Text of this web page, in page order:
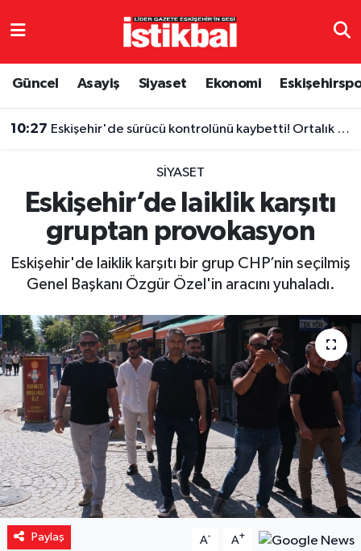
Güncel Asayiş Siyaset Ekonomi
10:27 Eskişehir'de sürücü kontrolünü kaybetti! Ortalık karıştı
SIYASET
Eskişehir’de laiklik karşıtı
gruptan provokasyon
Eskişehir'de laiklik karşıtı bir grup CHP’nin seçilmiş
Genel Başkanı Özgür Özel'in aracını yuhaladı.
Paylaş A- A+
Eskişehirspor
Spor
Eğitim
Sağlık
Yaşam
Resmi ilanlar
Eskişehir Nöbetçi Eczaneler
TFF 3.Lig 4.Grup Puan Durumu ve Fikstür
Tüm Manşetler
Haber Arşivi